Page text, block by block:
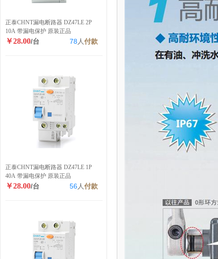
正泰CHNT漏电断路器 DZ47LE 2P
10A 带漏电保护 原装正品
￥28.00/台 78 人付款
正泰CHNT漏电断路器 DZ47LE 1P
40A 带漏电保护 原装正品
￥28.00/台 56人付款